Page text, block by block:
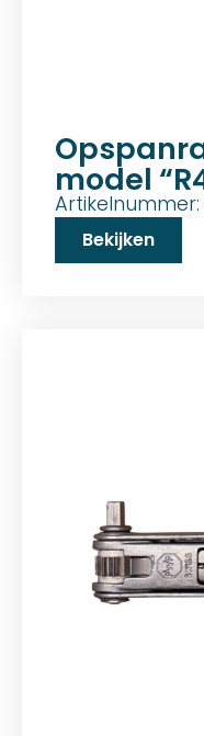
model
Artikelnummer:
Bekijken